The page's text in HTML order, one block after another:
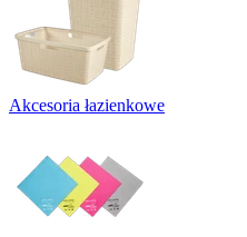
Akcesoria łazienkowe